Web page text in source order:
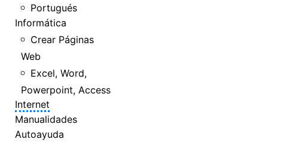
Portugués
Informática
Crear Páginas
Web
Excel, Word,
Powerpoint, Access
Internet
Manualidades
Autoayuda